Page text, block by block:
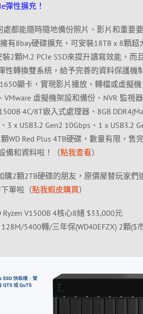
彈性擴充！
處都能隨時隨地備份照片、影片和重要
有8bay硬碟擴充，可安裝18TB x 8顆超
2顆M.2 PCIe SSD來提升讀寫效能，而
性轉換雙系統，給予完善的資料保護機
顯卡，實現影片播放、轉檔或虛擬機
虛擬機架設和備份、NVR 監視
4C/8T嵌入式處理器、8GB
x USB3.2 Gen2 10Gbps、1 x USB3.2
WD Red Plus 4TB硬碟，數量有限，售
備和資料啦！（點我查看）
購2顆2TB硬碟的朋友，原價屋替玩家們
單啦（點我蝦皮購買）
Ryzen V1500B 4核心8緒 $33,000元
5400轉/三年保(WD40EFZX) 2顆($